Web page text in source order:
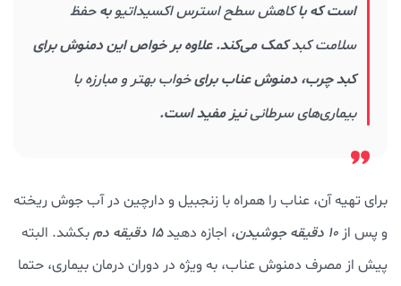
است که باکاهش سطح استرس اکسیداتیوبهحفظ
سلامت کبدکمک می‌کند. علاوه بر خواص این دمنوش برای
کبد چرب، دمنوش عناب برایخواب بهتر و مبارزه با
بیماری‌های سرطانینیز مفید است.
برای تهیه آن، عناب را همراه با زنجبیل و دارچین در آب جوش ریخته
و پس از ۱۰ دقیقه جوشیدن ، اجازه دهید۱۵ دقیقه دم
بکشد. البته
پیش از مصرف دمنوش عناب، به ویژه در دوران درمان بیماری، حتما